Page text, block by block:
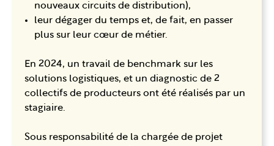
nouveaux circuits de distribution),
leur dégager du temps et, de fait, en passer
plus sur leur cœur de métier.
En 2024, un travail de benchmark sur les
solutions logistiques, et un diagnostic de 2
collectifs de producteurs ont été réalisés par un
stagiaire.
Sous responsabilité de la chargée de projet